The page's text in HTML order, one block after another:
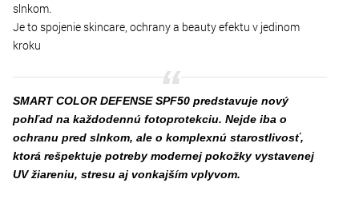
slnkom.
Je to spojenie skincare, ochrany a beauty efektu v jedinom
kroku
SMART COLOR DEFENSE SPF50 predstavuje nový
pohľad na každodennú fotoprotekciu. Nejde iba o
ochranu pred slnkom, ale o komplexnú starostlivosť,
ktorá rešpektuje potreby modernej pokožky vystavenej
UV žiareniu, stresu aj vonkajším vplyvom.